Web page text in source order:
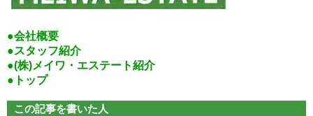
●会社概要
●スタッフ紹介
●(株)メイワ・エステート紹介
●トップ
この記事を書いた人